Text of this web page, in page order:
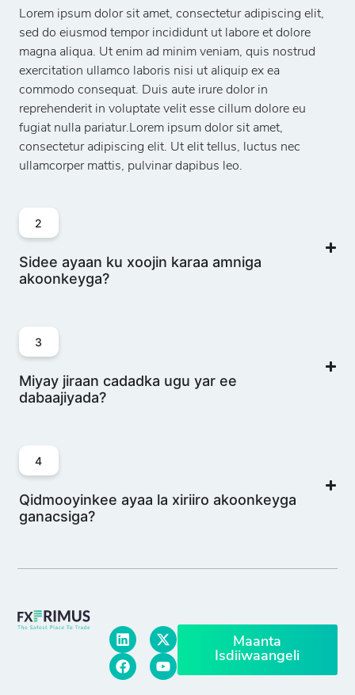
Lorem ipsum dolor sit amet, consectetur adipiscing elit,
sed do eiusmod tempor incididunt ut labore et dolore
magna aliqua. Ut enim ad minim veniam, quis nostrud
exercitation ullamco laboris nisi ut aliquip ex ea
commodo consequat. Duis aute irure dolor in
reprehenderit in voluptate velit esse cillum dolore eu
fugiat nulla pariatur.Lorem ipsum dolor sit amet,
consectetur adipiscing elit. Ut elit tellus, luctus nec
ullamcorper mattis, pulvinar dapibus leo.
2
Sidee ayaan ku xoojin karaa amniga
akoonkeyga?
3
Miyay jiraan cadadka ugu yar ee
dabaajiyada?
4
Qidmooyinkee ayaa la xiriiro akoonkeyga
ganacsiga?
Maanta
Isdiiwaangeli